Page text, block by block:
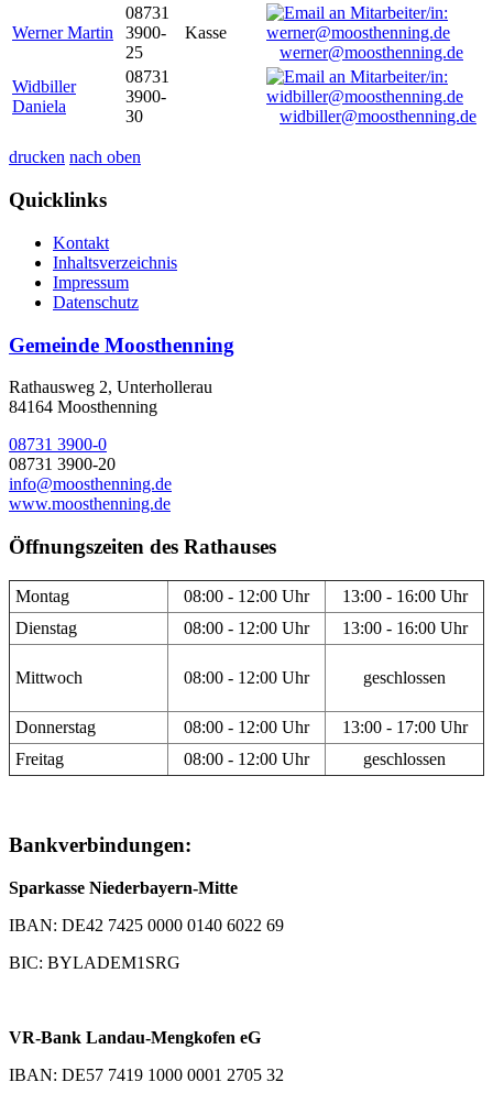
Werner Martin
08731
3900-
25
Kasse
werner@moosthenning.de
Widbiller
Daniela
08731
3900-
30
widbiller@moosthenning.de
drucken nach oben
Quicklinks
Kontakt
Inhaltsverzeichnis
Impressum
Datenschutz
Gemeinde Moosthenning
Rathausweg 2, Unterhollerau
84164 Moosthenning
08731 3900-0
08731 3900-20
info@moosthenning.de
www.moosthenning.de
Öffnungszeiten des Rathauses
Montag 08:00 - 12:00 Uhr
13:00 - 16:00 Uhr
Dienstag
08:00 - 12:00 Uhr 13:00 - 16:00 Uhr
Mittwoch 08:00 - 12:00 Uhr geschlossen
Donnerstag 08:00 - 12:00 Uhr
13:00 - 17:00 Uhr
Freitag
08:00 - 12:00 Uhr geschlossen
Bankverbindungen:
Sparkasse Niederbayern-Mitte
IBAN: DE42 7425 0000 0140 6022 69
BIC: BYLADEM1SRG
VR-Bank Landau-Mengkofen eG
IBAN: DE57 7419 1000 0001 2705 32